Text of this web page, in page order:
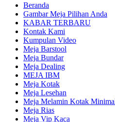
Beranda
Gambar Meja Pilihan Anda
KABAR TERBARU
Kontak Kami
Kumpulan Video
Meja Barstool
Meja Bundar
Meja Dealing
MEJA IBM
Meja Kotak
Meja Lesehan
Meja Melamin Kotak
Meja Rias
Meja Vip Kaca